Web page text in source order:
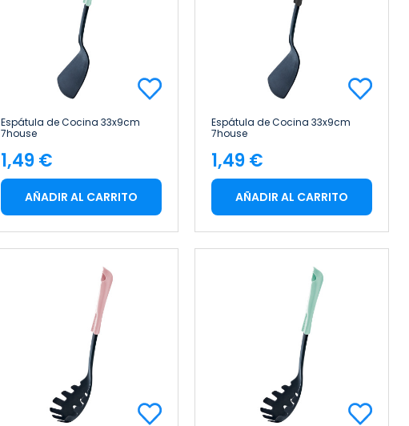
Espátula de Cocina 33x9cm
7house
Precio
1,49 €
AÑADIR AL CARRITO
Espátula de Cocina 33x9cm
7house
Precio
1,49 €
AÑADIR AL CARRITO